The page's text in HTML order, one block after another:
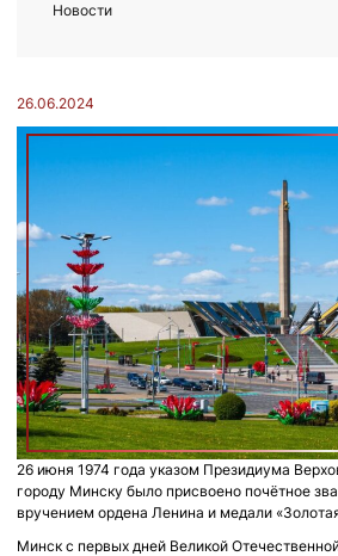
26.06.2024
26 июня 1974 года указом Президиума
городу Минску было присвоено почётное
вручением ордена Ленина и медали
Минск с первых дней Великой
Новости